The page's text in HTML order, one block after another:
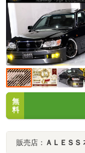
無
料
販売店： ＡＬＥＳＳ